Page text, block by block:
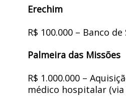
Erechim
R$ 100.000 – Banco
Palmeira das Missões
R$ 1.000.000 –
médico hospitalar (via